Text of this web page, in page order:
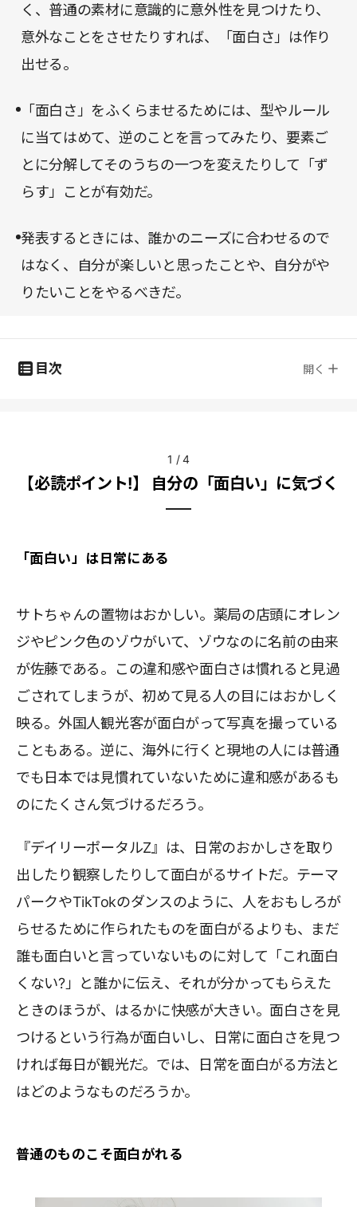
く、普通の素材に意識的に意外性を見つけたり、
意外なことをさせたりすれば、「面白さ」は作り
出せる。
「面白さ」をふくらませるためには、型やルール
に当てはめて、逆のことを言ってみたり、要素ご
とに分解してそのうちの一つを変えたりして「ず
らす」ことが有効だ。
発表するときには、誰かのニーズに合わせるので
はなく、自分が楽しいと思ったことや、自分がや
りたいことをやるべきだ。
目次 開く
1 /4
【必読ポイント!】 自分の「面白い」に気づく
「面白い」は日常にある
サトちゃんの置物はおかしい。薬局の店頭にオレン
ジやピンク色のゾウがいて、ゾウなのに名前の由来
が佐藤である。この違和感や面白さは慣れると見過
ごされてしまうが、初めて見る人の目にはおかしく
映る。外国人観光客が面白がって写真を撮っている
こともある。逆に、海外に行くと現地の人には普通
でも日本では見慣れていないために違和感があるも
のにたくさん気づけるだろう。
『デイリーポータルZ』は、日常のおかしさを取り
出したり観察したりして面白がるサイトだ。テーマ
パークやTikTokのダンスのように、人をおもしろが
らせるために作られたものを面白がるよりも、まだ
誰も面白いと言っていないものに対して「これ面白
くない?」と誰かに伝え、それが分かってもらえた
ときのほうが、はるかに快感が大きい。面白さを見
つけるという行為が面白いし、日常に面白さを見つ
ければ毎日が観光だ。では、日常を面白がる方法と
はどのようなものだろうか。
普通のものこそ面白がれる